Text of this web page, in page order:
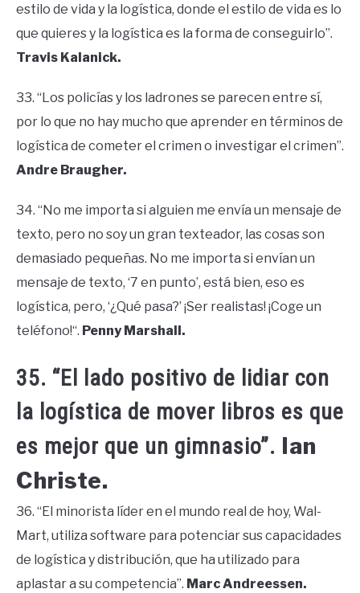
estilo de vida y la logística, donde el estilo de vida es lo
que quieres y la logística es la forma de conseguirlo”.
Travis Kalanick.
33. “Los policías y los ladrones se parecen entre sí,
por lo que no hay mucho que aprender en términos de
logística de cometer el crimen o investigar el crimen”.
Andre Braugher.
34. “No me importa si alguien me envía un mensaje de
texto, pero no soy un gran texteador, las cosas son
demasiado pequeñas. No me importa si envían un
mensaje de texto, ‘7 en punto’, está bien, eso es
logística, pero, ‘¿Qué pasa?’ ¡Ser realistas! ¡Coge un
teléfono!“. Penny Marshall.
35. “El lado positivo de lidiar con
la logística de mover libros es que
es mejor que un gimnasio”. Ian
Christe.
36. “El minorista líder en el mundo real de hoy, Wal-
Mart, utiliza software para potenciar sus capacidades
de logística y distribución, que ha utilizado para
aplastar a su competencia”. Marc Andreessen.